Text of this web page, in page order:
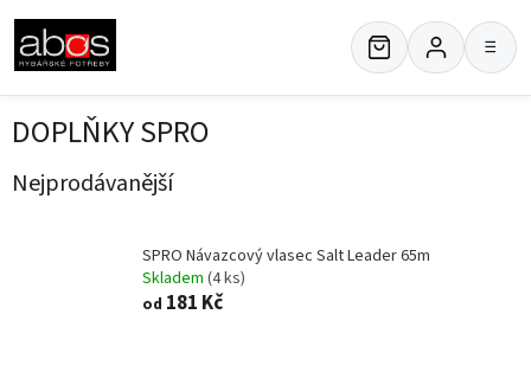
obsah
≡
DOPLŇKY SPRO
Nejprodávanější
SPRO Návazcový vlasec Salt Leader 65m
Skladem (4 ks)
od 181 Kč